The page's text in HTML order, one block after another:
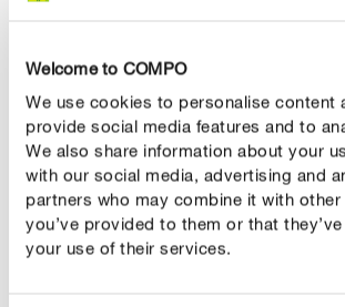
Welcome to COMPO
We use cookies to personalise content
provide social media features and to
We also share information about your
with our social media, advertising and
partners who may combine it with
you’ve provided to them or that
your use of their services.
Naš nasvet
Če zgubane redkvice položite v
se bodo te prepojile z vlago in bodo
svoj značilen videz.